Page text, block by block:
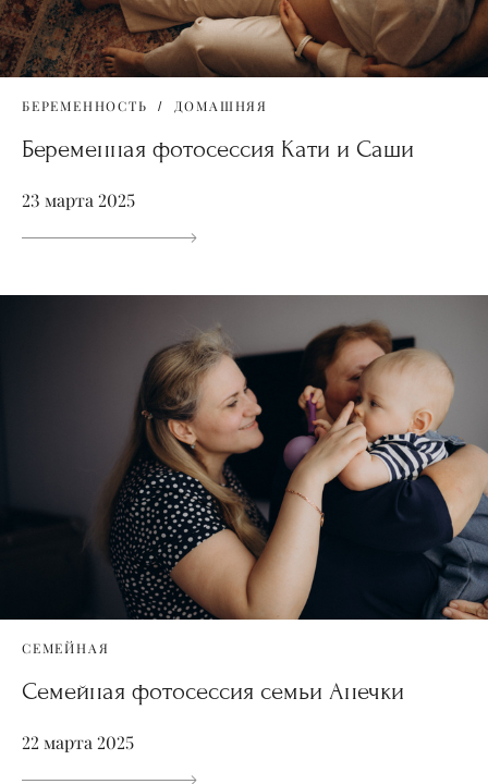
БЕРЕМЕННОСТЬ ДОМАШНЯЯ
Беременная фотосессия Кати и Саши
23 марта 2025
СЕМЕЙНАЯ
Семейная фотосессия семьи Анечки
22 марта 2025